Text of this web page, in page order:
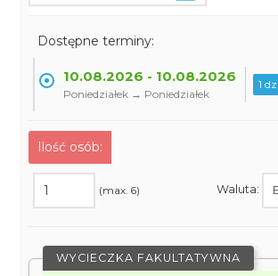
Dostępne terminy:
10.08.2026 - 10.08.2026
Poniedziałek → Poniedziałek
1
Ilość osób:
(max. 6) Waluta:
WYCIECZKA FAKULTATYWNA